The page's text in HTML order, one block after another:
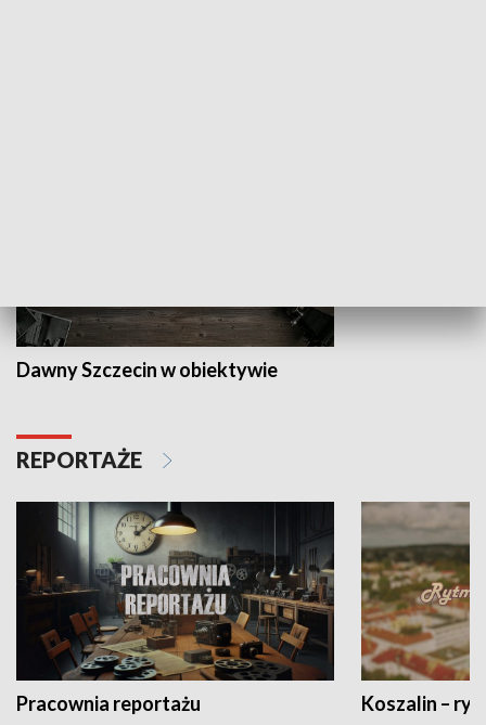
Dawny Szczecin w obiektywie
REPORTAŻE
Pracownia reportażu Koszalin –